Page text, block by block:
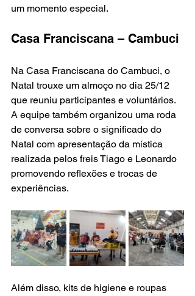
um momento especial.
Casa Franciscana – Cambuci
Na Casa Franciscana do Cambuci, o
Natal trouxe um almoço no dia 25/12
que reuniu participantes e voluntários.
A equipe também organizou uma roda
de conversa sobre o significado do
Natal com apresentação da mística
realizada pelos freis Tiago e Leonardo
promovendo reflexões e trocas de
experiências.
Além disso, kits de higiene e roupas